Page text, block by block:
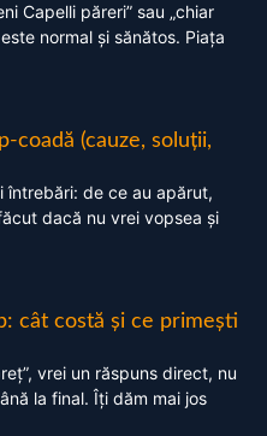
Capelli păreri” sau „chiar
normal și sănătos. Piața
coadă (cauze, soluții,
întrebări: de ce au apărut,
dacă nu vrei vopsea și
cât costă și ce primești
vrei un răspuns direct, nu
la final. Îți dăm mai jos